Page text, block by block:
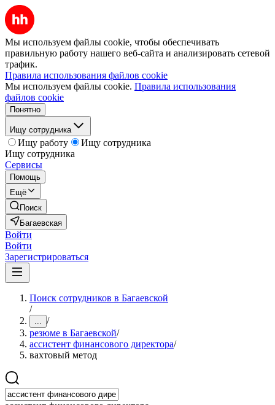
Мы используем файлы cookie, чтобы обеспечивать
правильную работу нашего веб-сайта и анализировать сетевой
трафик.
Правила использования файлов cookie
Мы используем файлы cookie. Правила использования
файлов cookie
Понятно
Ищу сотрудника
Ищу работу
Ищу сотрудника
Ищу сотрудника
Сервисы
Помощь
Ещё
Поиск
Багаевская
Войти
Войти
Зарегистрироваться
Поиск сотрудников в Багаевской
/
... /
резюме в Багаевской/
ассистент финансового директора/
вахтовый метод